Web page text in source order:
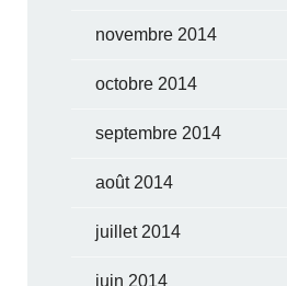
novembre 2014
octobre 2014
septembre 2014
août 2014
juillet 2014
juin 2014